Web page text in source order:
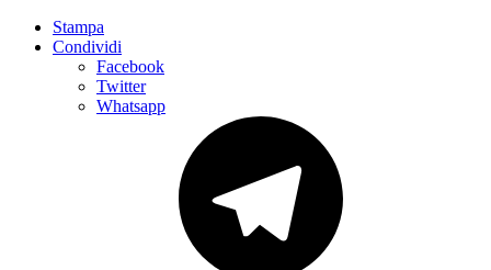
Stampa
Condividi
Facebook
Twitter
Whatsapp